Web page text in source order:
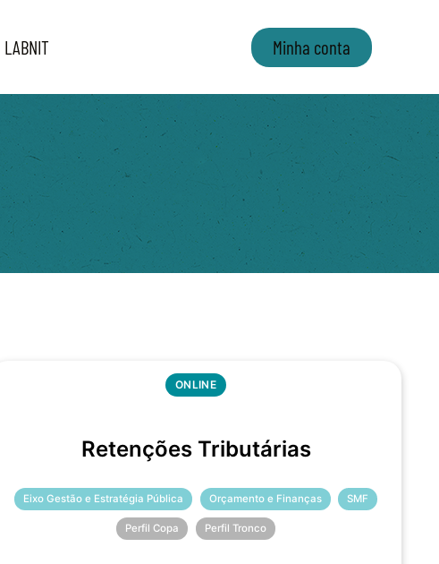
LABNIT Minha conta
ONLINE
Retenções Tributárias
Eixo Gestão e Estratégia Pública Orçamento e Finanças SMF
Perfil Copa Perfil Tronco